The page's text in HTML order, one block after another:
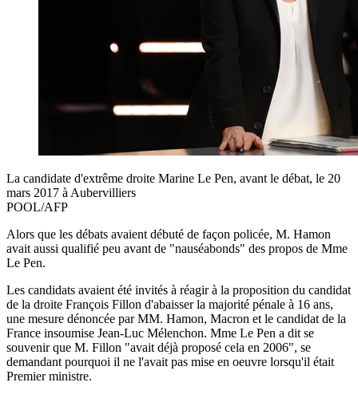
La candidate d'extrême droite Marine Le Pen, avant le débat, le 20
mars 2017 à Aubervilliers
POOL/AFP
Alors que les débats avaient débuté de façon policée, M. Hamon
avait aussi qualifié peu avant de "nauséabonds" des propos de Mme
Le Pen.
Les candidats avaient été invités à réagir à la proposition du candidat
de la droite François Fillon d'abaisser la majorité pénale à 16 ans,
une mesure dénoncée par MM. Hamon, Macron et le candidat de la
France insoumise Jean-Luc Mélenchon. Mme Le Pen a dit se
souvenir que M. Fillon "avait déjà proposé cela en 2006", se
demandant pourquoi il ne l'avait pas mise en oeuvre lorsqu'il était
Premier ministre.